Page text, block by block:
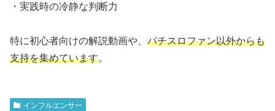
・実践時の冷静な判断力
特に初心者向けの解説動画や、 パチスロファン以外からも
支持を集めています。
インフルエンサー